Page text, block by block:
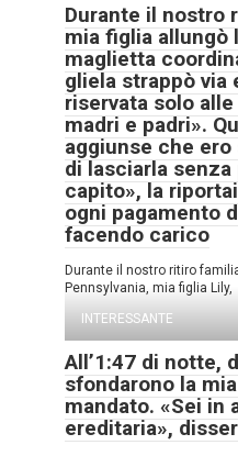
Durante il nostro
mia figlia allungò
maglietta
gliela strappò via
riservata solo
madri e padri».
aggiunse che
di lasciarla senza
capito», la
ogni pagamento
facendo carico
Durante il nostro ritiro
Pennsylvania, mia figlia Lily,
INTERESSANTE
All’1:47 di notte,
sfondarono la
mandato. «Sei in
ereditaria»,